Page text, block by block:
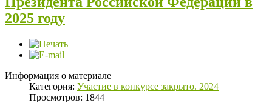
2025 году
Информация о материале
Категория: Участие в конкурсе закрыто. 2024
Просмотров: 1844